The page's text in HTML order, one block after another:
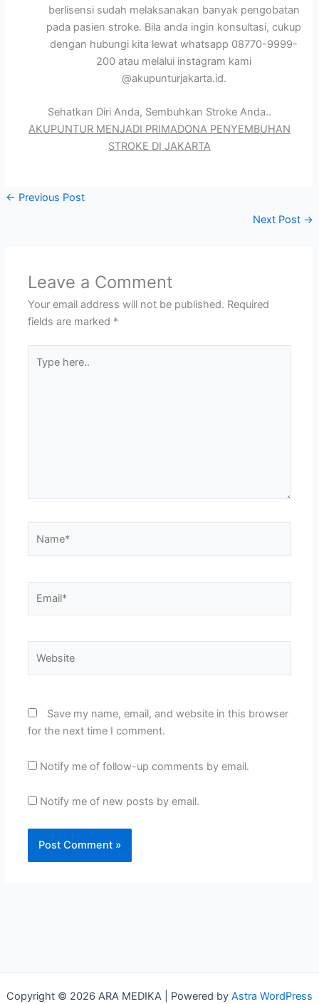
berlisensi sudah melaksanakan banyak pengobatan
pada pasien stroke. Bila anda ingin konsultasi, cukup
dengan hubungi kita lewat whatsapp 08770-9999-
200 atau melalui instagram kami
@akupunturjakarta.id.
Sehatkan Diri Anda, Sembuhkan Stroke Anda..
AKUPUNTUR MENJADI PRIMADONA PENYEMBUHAN
STROKE DI JAKARTA
← Previous Post
Next Post →
Leave a Comment
Your email address will not be published. Required
fields are marked *
here..
Save my name, email, and website in this browser
for the next time I comment.
Notify me of follow-up comments by email.
Notify me of new posts by email.
Copyright © 2026 ARA MEDIKA | Powered by Astra WordPress